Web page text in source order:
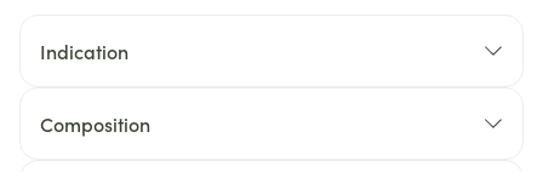
Indication
Composition